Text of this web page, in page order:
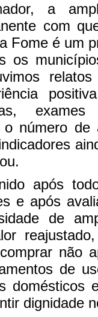
a
com
Fome é um
os
relatos
o número de
após
e após
de
não
de
domésticos
dignidade